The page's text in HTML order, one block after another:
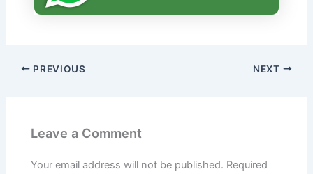
PREVIOUS NEXT
Leave a Comment
Your email address will not be published. Required